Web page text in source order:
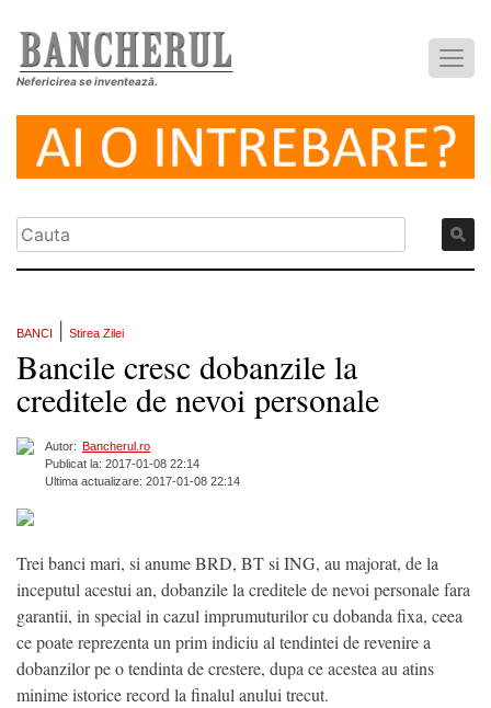
Nefericirea se inventează.
BANCI Stirea Zilei
Bancile cresc dobanzile la
creditele de nevoi personale
Autor: Bancherul.ro
Publicat la: 2017-01-08 22:14
Ultima actualizare: 2017-01-08 22:14
Trei banci mari, si anume BRD, BT si ING, au majorat, de la
inceputul acestui an, dobanzile la creditele de nevoi personale fara
garantii, in special in cazul imprumuturilor cu dobanda fixa, ceea
ce poate reprezenta un prim indiciu al tendintei de revenire a
dobanzilor pe o tendinta de crestere, dupa ce acestea au atins
minime istorice record la finalul anului trecut.